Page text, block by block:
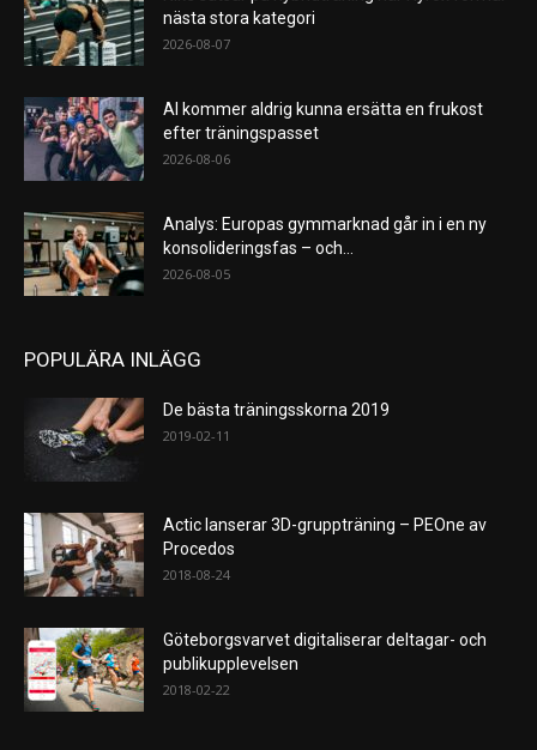
nästa stora kategori
2026-08-07
AI kommer aldrig kunna ersätta en frukost
efter träningspasset
2026-08-06
Analys: Europas gymmarknad går in i en ny
konsolideringsfas – och...
2026-08-05
POPULÄRA INLÄGG
De bästa träningsskorna 2019
2019-02-11
Actic lanserar 3D-gruppträning – PEOne av
Procedos
2018-08-24
Göteborgsvarvet digitaliserar deltagar- och
publikupplevelsen
2018-02-22